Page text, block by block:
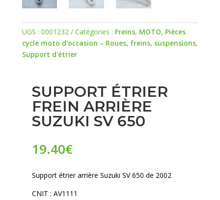
UGS : 0001232 Catégories : Freins, MOTO, Pièces
cycle moto d'occasion – Roues, freins, suspensions,
Support d'étrier
SUPPORT ÉTRIER
FREIN ARRIÈRE
SUZUKI SV 650
19.40€
Support étrier arrière Suzuki SV 650 de 2002
CNIT : AV1111